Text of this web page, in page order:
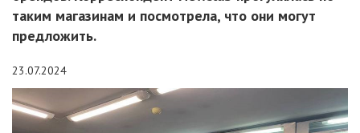
таким магазинам и посмотрела, что они могут
предложить.
23.07.2024